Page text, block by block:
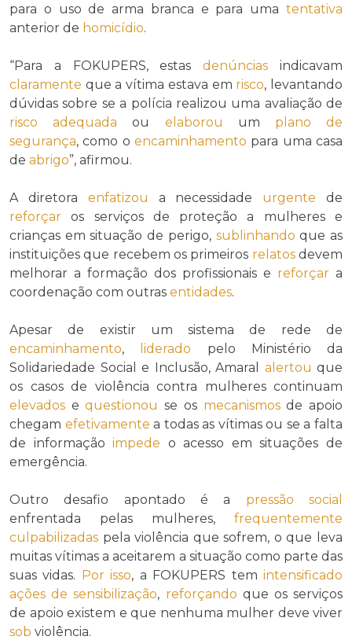
para o uso de arma branca e para uma tentativa
anterior de homicídio.
“Para a FOKUPERS, estasdenúncias indicavam
claramente que a vítima estava em risco, levantando
dúvidas sobre se a polícia realizou uma avaliação de
risco
adequada ou elaborou um plano de
segurança, como o encaminhamento para uma casa
de abrigo”, afirmou.
A diretora enfatizou a necessidade urgente de
reforçar os serviços de proteção a mulheres e
crianças em situação de perigo, sublinhando que as
instituições que recebem os primeiros relatosdevem
melhorar a formação dos profissionais e reforçar a
coordenação com outras entidades.
Apesar de existir um sistema de rede de
encaminhamento, liderado pelo Ministério da
Solidariedade Social e Inclusão, Amaral alertou que
os casos de violência contra mulheres continuam
elevados equestionou se os mecanismosde apoio
chegam efetivamente a todas as vítimas ou se a falta
de informaçãoimpede o acesso em situações de
emergência.
Outro desafio apontado é a pressão social
enfrentada pelas mulheres, frequentemente
culpabilizadas pela violência que sofrem, o que leva
muitas vítimas a aceitarem a situação como parte das
suas vidas. Por isso, a FOKUPERS temintensificado
ações de sensibilização, reforçando que os serviços
de apoio existem e que nenhuma mulher deve viver
sob violência.